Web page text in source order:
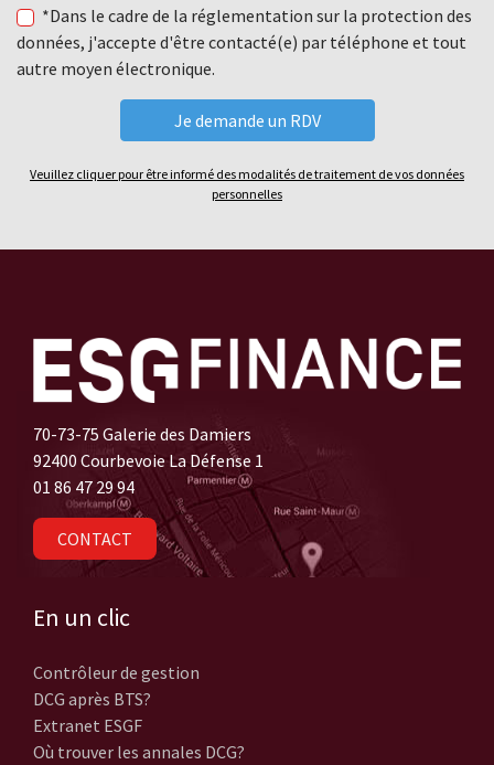
*Dans le cadre de la réglementation sur la protection des
données, j'accepte d'être contacté(e) par téléphone et tout
autre moyen électronique.
Veuillez cliquer pour être informé des modalités de traitement de vos données
personnelles
70-73-75 Galerie des Damiers
92400 Courbevoie La Défense 1
01 86 47 29 94
CONTACT
En un clic
Contrôleur de gestion
DCG après BTS?
Extranet ESGF
Où trouver les annales DCG?